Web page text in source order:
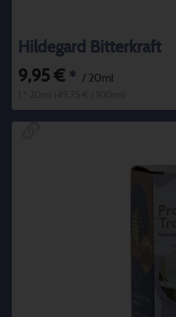
Hildegard Bitterkraft
9,95 € * / 20ml